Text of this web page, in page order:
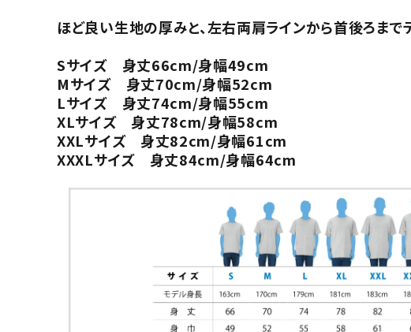
ほど良い生地の厚みと、左右両肩ラインから首後ろまで
Sサイズ 身丈66cm/身幅49cm
Mサイズ 身丈70cm/身幅52cm
Lサイズ 身丈74cm/身幅55cm
XLサイズ 身丈78cm/身幅58cm
XXLサイズ 身丈82cm/身幅61cm
XXXLサイズ 身丈84cm/身幅64cm